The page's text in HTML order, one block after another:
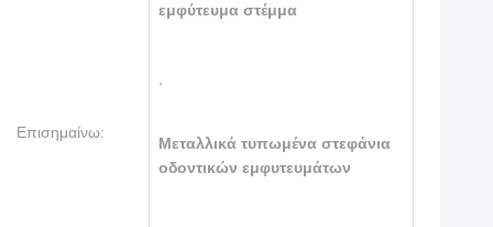
Επισημαίνω:
εμφύτευμα στέμμα
Μεταλλικά τυπωμένα στεφάνια
οδοντικών εμφυτευμάτων